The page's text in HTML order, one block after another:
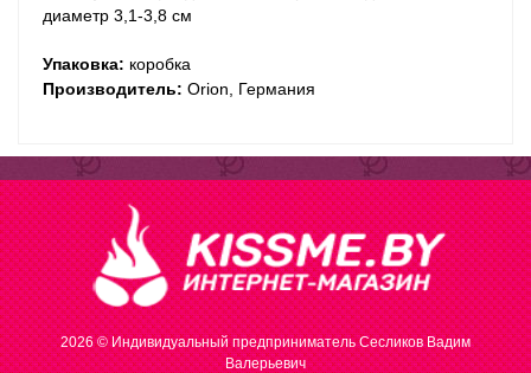
диаметр 3,1-3,8 см
Упаковка: коробка
Производитель: Orion, Германия
2026 © Индивидуальный предприниматель Сесликов Вадим
Валерьевич